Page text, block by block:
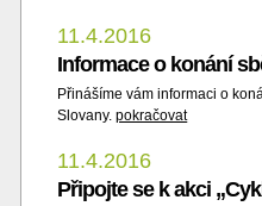
11.4.2016
Informace o konání
Přinášíme vám informaci o
Slovany.pokračovat
11.4.2016
Připojte se k akci